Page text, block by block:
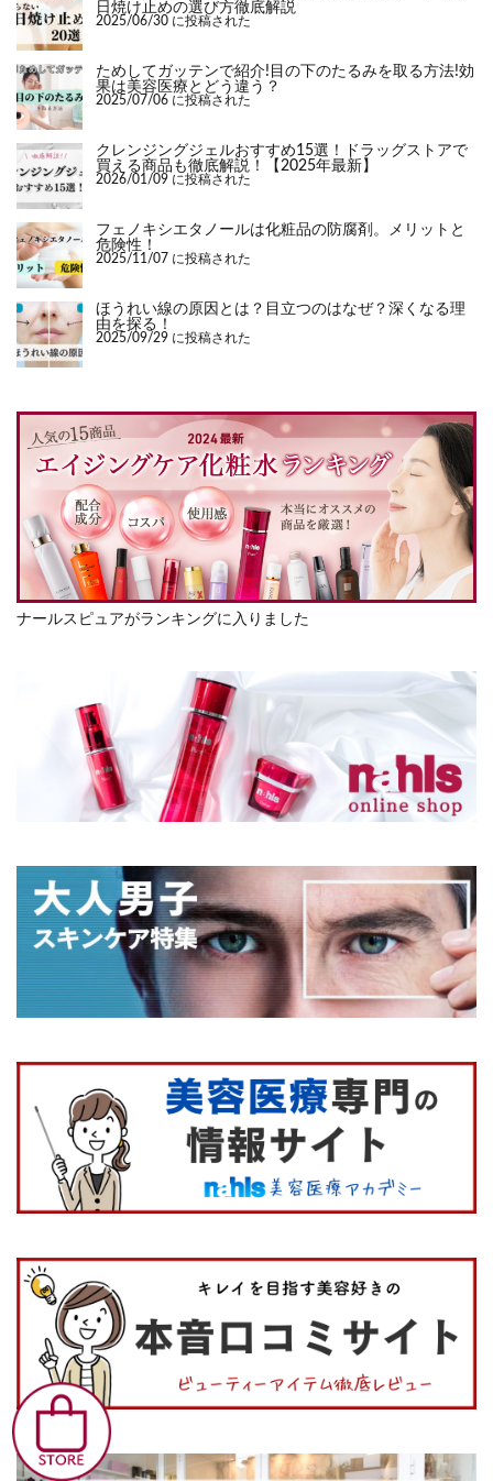
日焼け止めの選び方徹底解説
2025/06/30 に投稿された
ためしてガッテンで紹介!目の下のたるみを取る方法!効
果は美容医療とどう違う？
2025/07/06 に投稿された
クレンジングジェルおすすめ15選！ドラッグストアで
買える商品も徹底解説！【2025年最新】
2026/01/09 に投稿された
フェノキシエタノールは化粧品の防腐剤。メリットと
危険性！
2025/11/07 に投稿された
ほうれい線の原因とは？目立つのはなぜ？深くなる理
由を探る！
2025/09/29 に投稿された
ナールスピュアがランキングに入りました